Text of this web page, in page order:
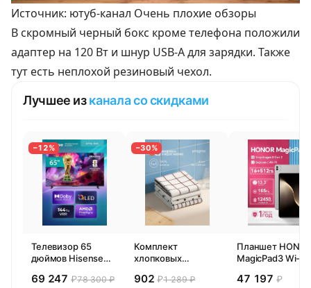
Источник: ютуб-канал Очень плохие обзоры
В скромный черный бокс кроме телефона положили
адаптер на 120 Вт и шнур USB-A для зарядки. Также
тут есть неплохой резиновый чехол.
Лучшее изканала со скидками
−12%
Телевизор 65
дюймов Hisense
(2026) Смарт ТВ
69 247 ₽78 300 ₽
−30%
Комплект
хлопковых
полотенец 4 шт,
902₽1 289 ₽
Планшет
MagicPad3 Wi-Fi,
Snapdragon 8,
47 197 ₽